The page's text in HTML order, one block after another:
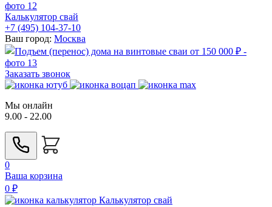
Калькулятор свай
+7 (495) 104-37-10
Ваш город: Москва
Заказать звонок
Мы онлайн
9.00 - 22.00
0
Ваша корзина
0 ₽
Калькулятор свай